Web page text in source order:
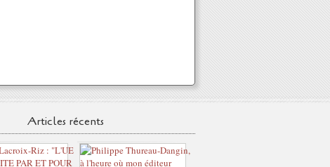
Articles récents